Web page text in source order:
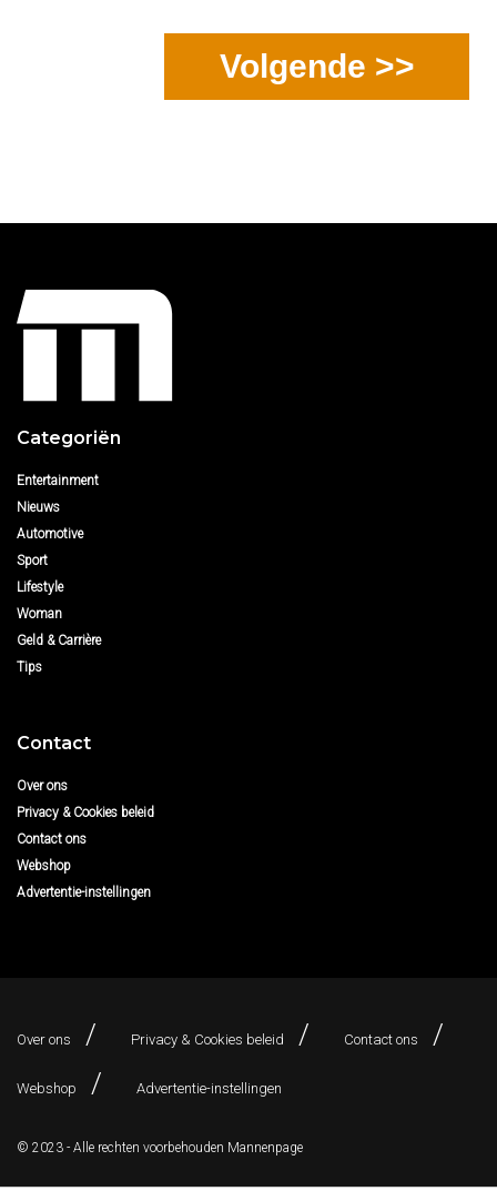
Volgende >>
Categoriën
Entertainment
Nieuws
Automotive
Sport
Lifestyle
Woman
Geld & Carrière
Tips
Contact
Over ons
Privacy & Cookies beleid
Contact ons
Webshop
Advertentie-instellingen
Over ons Privacy & Cookies beleid Contact ons
Webshop Advertentie-instellingen
© 2023 - Alle rechten voorbehouden Mannenpage